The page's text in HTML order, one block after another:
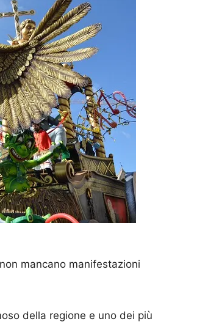
mancano manifestazioni
della regione e uno dei più